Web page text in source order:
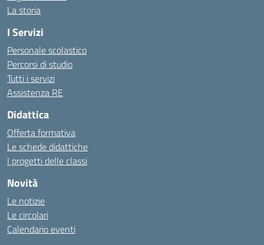
La storia
I Servizi
Personale scolastico
Percorsi di studio
Tutti i servizi
Assistenza RE
Didattica
Offerta formativa
Le schede didattiche
I progetti delle classi
Novità
Le notizie
Le circolari
Calendario eventi